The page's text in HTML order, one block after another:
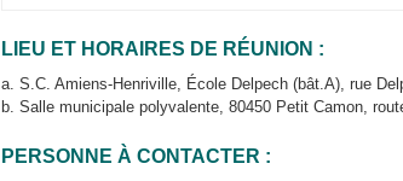
LIEU ET HORAIRES DE RÉUNION :
a. S.C. Amiens-Henriville, École Delpech (bât.A), rue
b. Salle municipale polyvalente, 80450 Petit Camon,
PERSONNE À CONTACTER :